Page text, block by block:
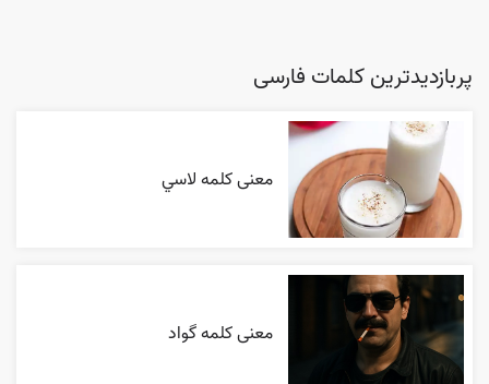
پربازدیدترین کلمات فارسی
معنی کلمه لاسي
معنی کلمه گواد